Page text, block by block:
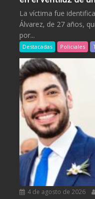
La víctima fue
Álvarez, de 27 años,
por...
Destacadas Policiales
4 de agosto de 2026